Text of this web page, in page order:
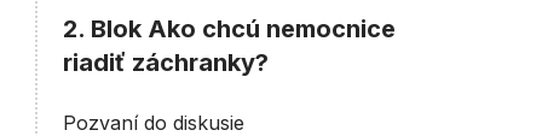
2. Blok Ako chcú nemocnice
riadiť záchranky?
Pozvaní do diskusie